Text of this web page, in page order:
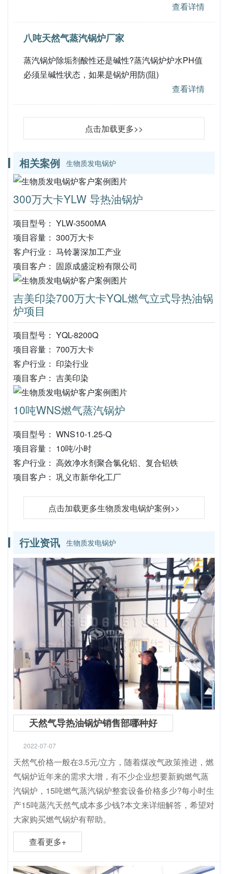
查看详情
八吨天然气蒸汽锅炉厂家
蒸汽锅炉除垢剂酸性还是碱性?蒸汽锅炉炉水PH值
必须呈碱性状态，如果是锅炉用防(阻)
查看详情
点击加载更多>>
相关案例 生物质发电锅炉
300万大卡YLW 导热油锅炉
项目型号： YLW-3500MA
项目容量： 300万大卡
客户行业： 马铃薯深加工产业
项目客户： 固原成盛淀粉有限公司
吉美印染700万大卡YQL燃气立式导热油锅
炉项目
项目型号： YQL-8200Q
项目容量： 700万大卡
客户行业： 印染行业
项目客户： 吉美印染
10吨WNS燃气蒸汽锅炉
项目型号： WNS10-1.25-Q
项目容量： 10吨/小时
客户行业： 高效净水剂聚合氯化铝、复合铝铁
项目客户： 巩义市新华化工厂
点击加载更多生物质发电锅炉案例>>
行业资讯 生物质发电锅炉
天然气导热油锅炉销售部哪种好
2022-07-07
天然气价格一般在3.5元/立方，随着煤改气政策推进，燃
气锅炉近年来的需求大增，有不少企业想要新购燃气蒸
汽锅炉，15吨燃气蒸汽锅炉整套设备价格多少?每小时生
产15吨蒸汽天然气成本多少钱?本文来详细解答，希望对
大家购买燃气锅炉有帮助。
查看更多+